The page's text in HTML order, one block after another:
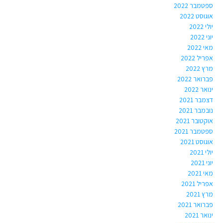
ספטמבר 2022
אוגוסט 2022
יולי 2022
יוני 2022
מאי 2022
אפריל 2022
מרץ 2022
פברואר 2022
ינואר 2022
דצמבר 2021
נובמבר 2021
אוקטובר 2021
ספטמבר 2021
אוגוסט 2021
יולי 2021
יוני 2021
מאי 2021
אפריל 2021
מרץ 2021
פברואר 2021
ינואר 2021